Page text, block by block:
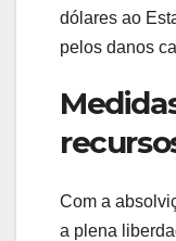
dólares ao
pelos danos
Com a
a plena